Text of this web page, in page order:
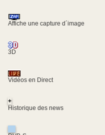
Affiche une capture d´image
3D
Vidéos en Direct
+
Historique des news